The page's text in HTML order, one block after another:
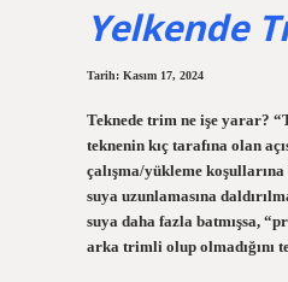
Yelkende
Tarih: Kasım 17, 2024
Teknede trim ne işe yarar?
teknenin kıç tarafına olan
çalışma/yükleme
suya uzunlamasına
suya daha fazla batmışsa,
arka trimli olup olmadığını